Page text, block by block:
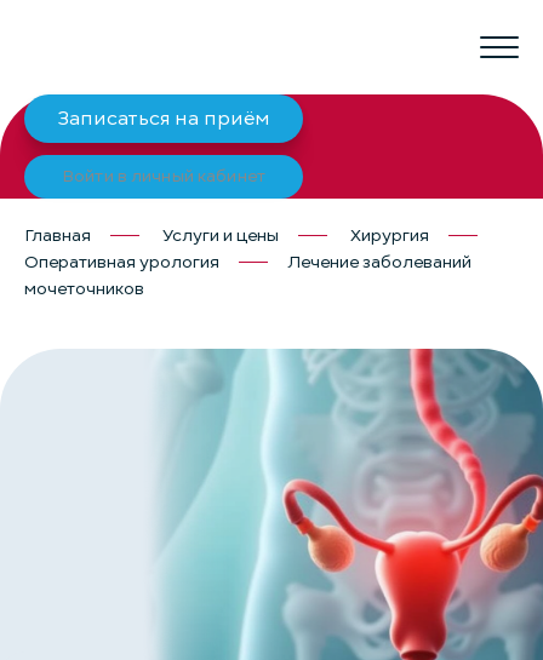
Записаться на приём
Войти в личный кабинет
Главная Услуги и цены
Хирургия
Оперативная урология
Лечение заболеваний
мочеточников